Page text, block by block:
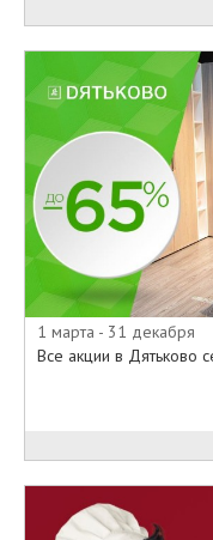
1 марта - 31 декабря
Все акции в Дятьково